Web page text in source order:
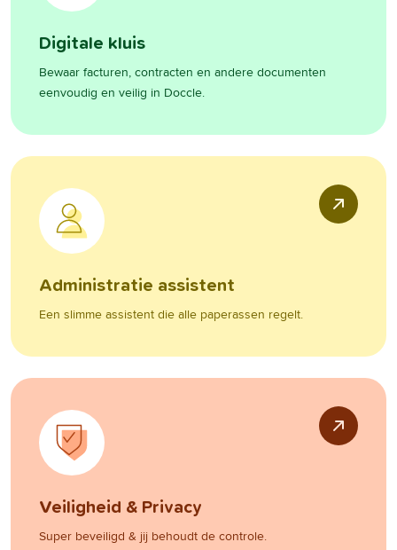
Digitale kluis
Bewaar facturen, contracten en andere documenten
eenvoudig en veilig in Doccle.
Administratie assistent
Een slimme assistent die alle paperassen regelt.
Veiligheid & Privacy
Super beveiligd & jij behoudt de controle.